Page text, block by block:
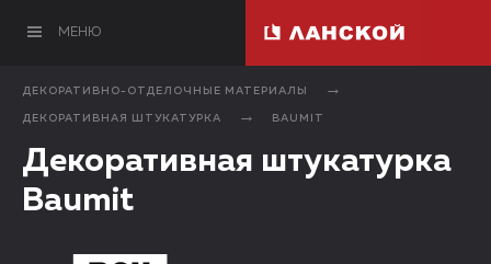
МЕНЮ
ДЕКОРАТИВНО-ОТДЕЛОЧНЫЕ МАТЕРИАЛЫ
ДЕКОРАТИВНАЯ ШТУКАТУРКА BAUMIT
Декоративная штукатурка
Baumit